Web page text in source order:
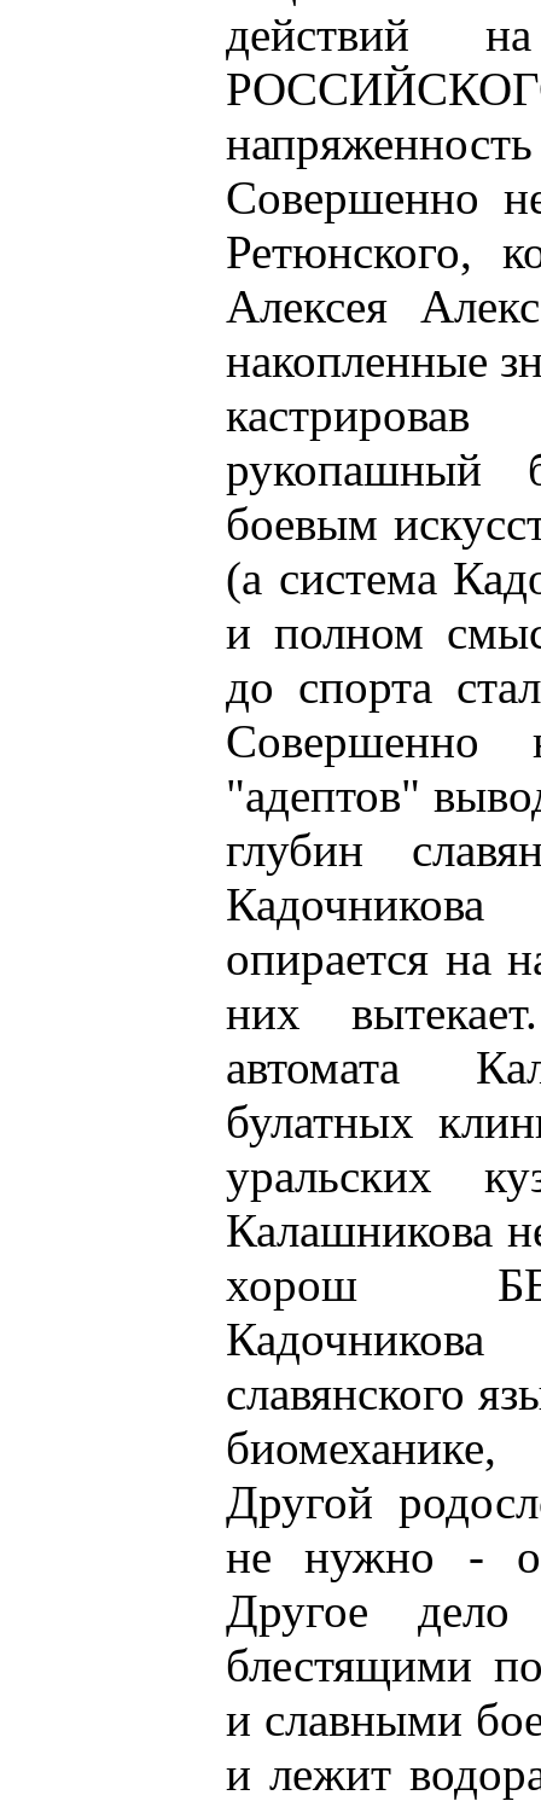
действий
Совершенно
Ретюнского,
Алексея
накопленные
рукопашный
боевым
(а система
и полном
до спорта
Совершенно
"адептов"
глубин
опирается на
них
автомата
булатных
уральских
Калашникова
хорош
славянского
Другой
не нужно -
Другое дело
блестящими
и славными
и лежит